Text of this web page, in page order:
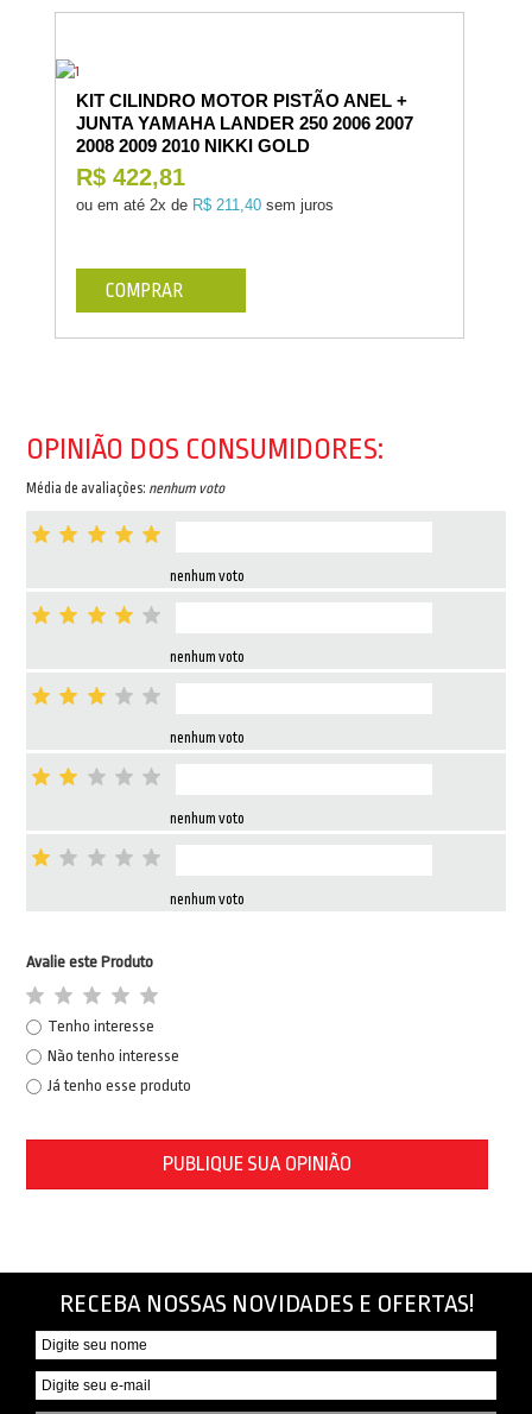
KIT CILINDRO MOTOR PISTÃO ANEL +
JUNTA YAMAHA LANDER 250 2006 2007
2008 2009 2010 NIKKI GOLD
R$ 422,81
ou em até 2x de R$ 211,40 sem juros
COMPRAR
OPINIÃO DOS CONSUMIDORES:
Média de avaliações: nenhum voto
nenhum voto
nenhum voto
nenhum voto
nenhum voto
nenhum voto
Avalie este Produto
Tenho interesse
Não tenho interesse
Já tenho esse produto
PUBLIQUE SUA OPINIÃO
RECEBA NOSSAS NOVIDADES E OFERTAS!